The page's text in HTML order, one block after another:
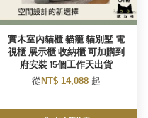
實木室內貓櫃 貓籠 貓別墅 電
視櫃 展示櫃 收納櫃 可加購到
府安裝 15個工作天出貨
從 NT$ 14,088 起